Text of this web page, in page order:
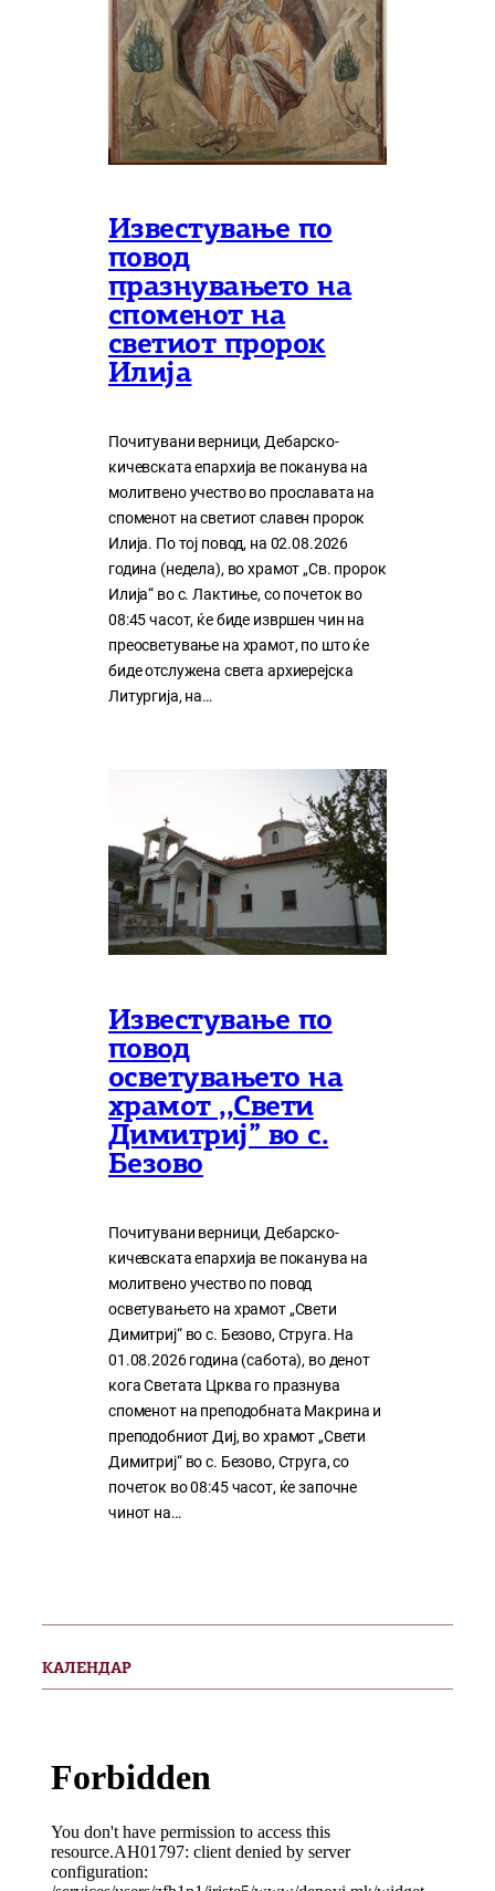
Известување по
повод
празнувањето на
споменот на
светиот пророк
Илија
Почитувани верници, Дебарско-
кичевската епархија ве поканува на
молитвено учество во прославата на
споменот на светиот славен пророк
Илија. По тој повод, на 02.08.2026
година (недела), во храмот „Св. пророк
Илија“ во с. Лактиње, со почеток во
08:45 часот, ќе биде извршен чин на
преосветување на храмот, по што ќе
биде отслужена света архиерејска
Литургија, на…
Известување по
повод
осветувањето на
храмот ,,Свети
Димитриј” во с.
Безово
Почитувани верници, Дебарско-
кичевската епархија ве поканува на
молитвено учество по повод
осветувањето на храмот „Свети
Димитриј“ во с. Безово, Струга. На
01.08.2026 година (сабота), во денот
кога Светата Црква го празнува
споменот на преподобната Макрина и
преподобниот Диј, во храмот „Свети
Димитриј“ во с. Безово, Струга, со
почеток во 08:45 часот, ќе започне
чинот на…
КАЛЕНДАР